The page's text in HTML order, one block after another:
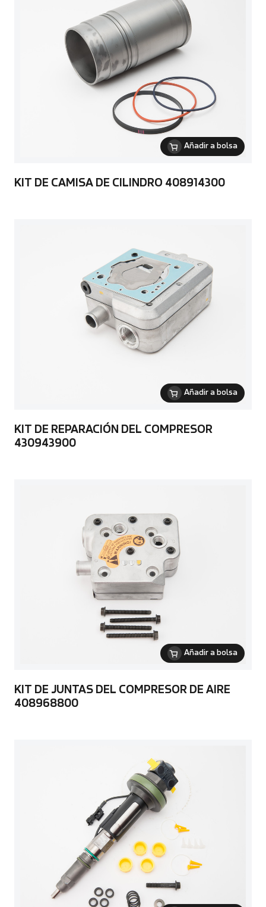
Añadir a bolsa
KIT DE CAMISA DE CILINDRO 408914300
Añadir a bolsa
KIT DE REPARACIÓN DEL COMPRESOR
430943900
Añadir a bolsa
KIT DE JUNTAS DEL COMPRESOR DE AIRE
408968800